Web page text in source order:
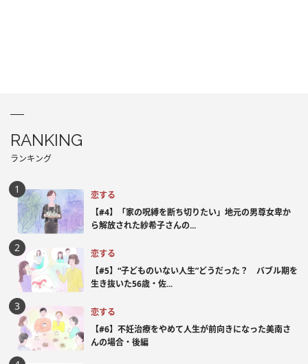
RANKING
ランキング
恋する
【#4】「家の呪縛を断ち切りたい」地元の男尊女卑か
ら解放された紗希子さんの...
恋する
【#5】“子どものいない人生”どうだった？ バブル期を
生き抜いた56歳・佐...
恋する
【#6】不妊治療をやめて人生が前向きになった美南さ
んの場合・後編